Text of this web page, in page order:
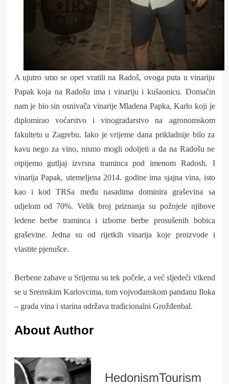
A ujutro smo se opet vratili na Radoš, ovoga puta u vinariju
Papak koja na Radošu ima i vinariju i kušaonicu. Domaćin
nam je bio sin osnivača vinarije Mladena Papka, Karlo koji je
diplomirao voćarstvo i vinogradarstvo na agronomskom
fakultetu u Zagrebu. Iako je vrijeme dana prikladnije bilo za
kavu nego za vino, nismo mogli odoljeti a da na Radošu ne
otpijemo gutljaj izvrsna traminca pod imenom Radosh. I
vinarija Papak, utemeljena 2014. godine ima sjajna vina, isto
kao i kod TRSa među nasadima dominira graševina sa
udjelom od 70%. Velik broj priznanja su požnjele njihove
ledene berbe traminca i izborne berbe prosušenih bobica
graševine. Jedna su od rijetkih vinarija koje proizvode i
vlastite pjenušce.
Berbene zabave u Srijemu su tek počele, a već sljedeći vikend
se u Sremskim Karlovcima, tom vojvođanskom pandanu Iloka
– grada vina i starina održava tradicionalni Grožđenbal.
About Author
HedonismTourism